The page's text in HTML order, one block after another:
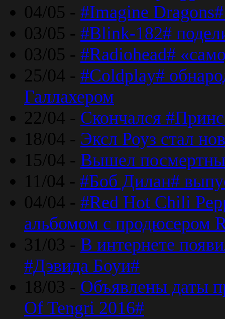
04/05 - #Imagine
03/05 - #Blink-182#
03/05 - #Radiohead#
25/04 - #Coldplay#
Галлахером
22/04 - Скончался
18/04 - Эксл Роуз стал
15/04 - Вышел
11/04 - #Боб Дилан#
04/04 - #Red Hot Chili
альбомом с продюсером
31/03 - В интернете
#Дэвида Боуи#
18/03 - Объявлены даты
Of Tengri 2016#